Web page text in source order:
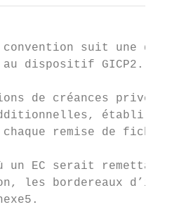
suit une
au dispositif GICP2.
de créances
établi
chaque remise de
un EC serait
les bordereaux